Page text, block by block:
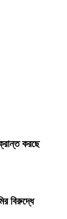
করছে
বিরুদ্ধে